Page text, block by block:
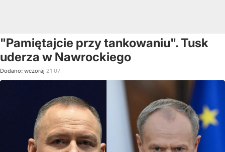
"Pamiętajcie przy tankowaniu". Tusk
uderza w Nawrockiego
Dodano: wczoraj 21:07